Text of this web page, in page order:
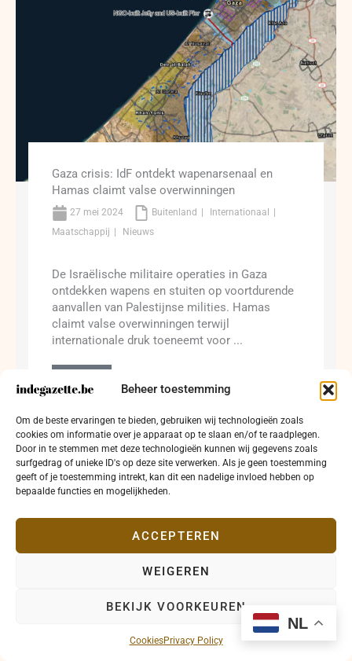
Beheer toestemming
Om de beste ervaringen te bieden, gebruiken wij technologieën zoals
cookies om informatie over je apparaat op te slaan en/of te raadplegen.
Door in te stemmen met deze technologieën kunnen wij gegevens zoals
surfgedrag of unieke ID's op deze site verwerken. Als je geen toestemming
geeft of je toestemming intrekt, kan dit een nadelige invloed hebben op
bepaalde functies en mogelijkheden.
ACCEPTEREN
WEIGEREN
BEKIJK VOORKEUREN
CookiesPrivacy Policy
Gaza crisis: IdF ontdekt wapenarsenaal en
Hamas claimt valse overwinningen
27 mei 2024 Buitenland
Internationaal
Maatschappij
Nieuws
De Israëlische militaire operaties in Gaza
ontdekken wapens en stuiten op voortdurende
aanvallen van Palestijnse milities. Hamas
claimt valse overwinningen terwijl
internationale druk toeneemt voor ...
Stad Oostende sluit jaarrekening 2023 af met
NL